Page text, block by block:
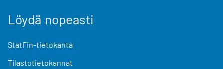
Löydä nopeasti
StatFin-tietokanta
Tilastotietokannat